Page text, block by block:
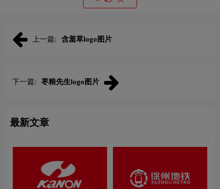
上一篇: 含羞草logo图片
下一篇: 枣粮先生logo图片
最新文章